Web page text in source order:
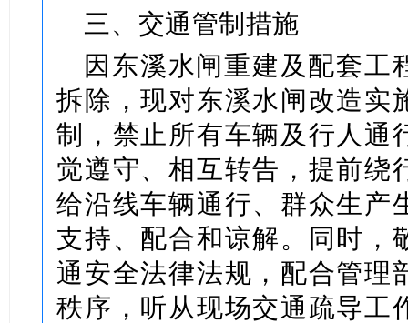
三、交通管制措施
因东溪水闸重建及配套工
拆除，现对东溪水闸改造实
制，禁止所有车辆及行人通
觉遵守、相互转告，提前绕
给沿线车辆通行、群众生产
支持、配合和谅解。同时，
通安全法律法规，配合管理
秩序，听从现场交通疏导工